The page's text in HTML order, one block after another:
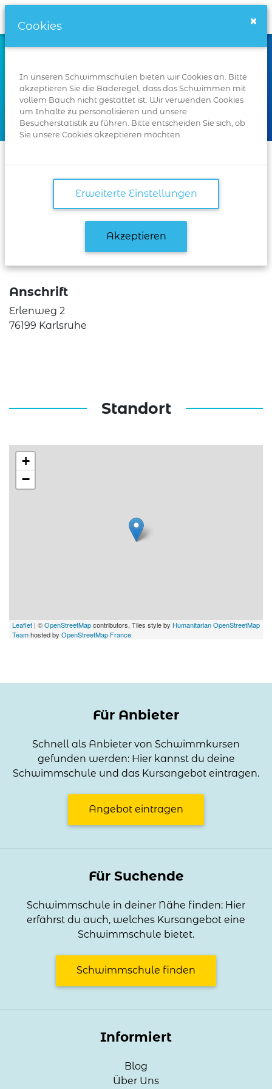
Schwimmschulen.de
Suchen
Erlenweg 2, 76199
Karlsruhe
Anschrift
Erlenweg 2
76199 Karlsruhe
Standort
+
−
Leaflet | ©OpenStreetMapcontributors, Tiles style by Humanitarian OpenStreetMap
Teamhosted by OpenStreetMap France
Für Anbieter
Schnell als Anbieter von Schwimmkursen
gefunden werden: Hier kannst du deine
Schwimmschule und das Kursangebot eintragen.
Angebot eintragen
Für Suchende
Schwimmschule in deiner Nähe finden: Hier
erfährst du auch, welches Kursangebot eine
Schwimmschule bietet.
Schwimmschule finden
Informiert
Blog
Über Uns
Cookies ×
In unseren Schwimmschulen bieten wir Cookies an. Bitte
akzeptieren Sie die Baderegel, dass das Schwimmen mit
vollem Bauch nicht gestattet ist. Wir verwenden Cookies
um Inhalte zu personalisieren und unsere
Besucherstatistik zu führen. Bitte entscheiden Sie sich, ob
Sie unsere Cookies akzeptieren möchten.
Erweiterte Einstellungen
Akzeptieren